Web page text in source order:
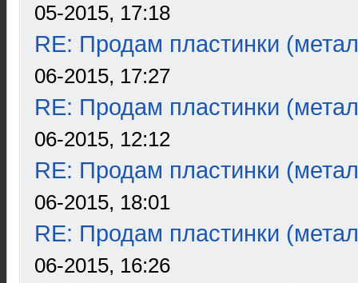
05-2015, 17:18
RE: Продам пластинки
06-2015, 17:27
RE: Продам пластинки
06-2015, 12:12
RE: Продам пластинки
06-2015, 18:01
RE: Продам пластинки
06-2015, 16:26